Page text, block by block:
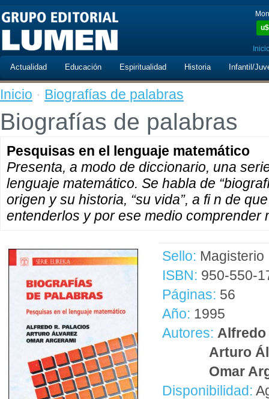
u$
Actualidad Educación Espiritualidad Historia Infantil/
Inicio · Biografías de palabras
Biografías de palabras
Pesquisas en el lenguaje matemático
Presenta, a modo de diccionario, una
lenguaje matemático. Se habla de
origen y su historia, “su vida”, a fi n de
entenderlos y por ese medio comprender
Sello: Magisterio
ISBN: 950-550-
Páginas: 56
Año: 1995
Autores: Alfredo
Arturo
Omar
Disponibilidad: